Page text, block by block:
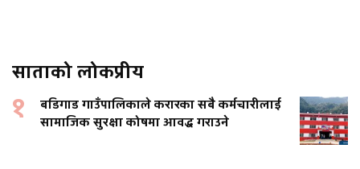
साताको लोकप्रीय
१
बडिगाड गाउँपालिकाले करारका सबै कर्मचारीलाई
सामाजिक सुरक्षा कोषमा आवद्ध गराउने